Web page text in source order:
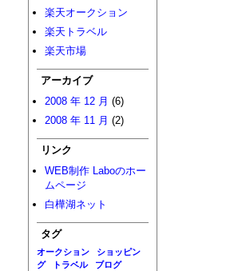
楽天オークション
楽天トラベル
楽天市場
アーカイブ
2008 年 12 月 (6)
2008 年 11 月 (2)
リンク
WEB制作 Laboのホー
ムページ
白樺湖ネット
タグ
オークション
ショッピン
グ
トラベル ブログ